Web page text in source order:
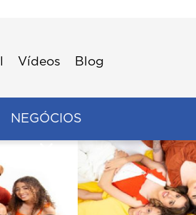
Vídeos Blog
NEGÓCIOS